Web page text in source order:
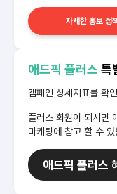
자세한 홍보 정
애드픽 플러스 특
캠페인 상세지표를 확
플러스 회원이 되시면
마케팅에 참고 할 수
애드픽 플러스